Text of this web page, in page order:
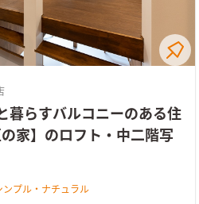
暮らすバルコニーのある住
家】のロフト・中二階写
ンプル・ナチュラル